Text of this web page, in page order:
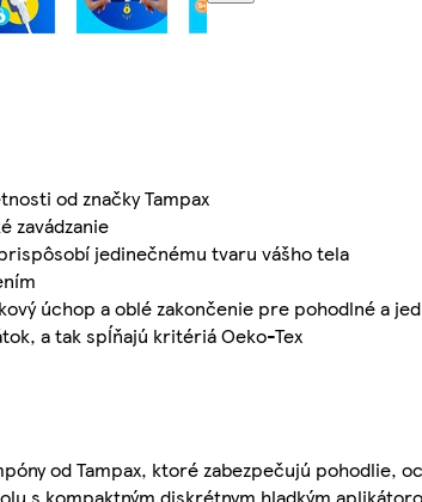
od značky Tampax
zavádzanie
jedinečnému tvaru vášho tela
úchop a oblé zakončenie pre pohodlné a
a tak spĺňajú kritériá Oeko-Tex
od Tampax, ktoré zabezpečujú pohodlie,